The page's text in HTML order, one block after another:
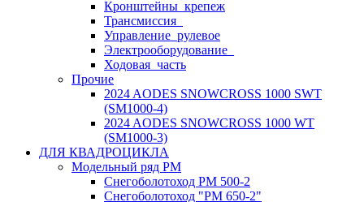
Кронштейны_крепеж
Трансмиссия_
Управление_рулевое
Электрооборудование_
Ходовая_часть
Прочие
2024 AODES SNOWCROSS 1000 SWT
(SM1000-4)
2024 AODES SNOWCROSS 1000 WT
(SM1000-3)
ДЛЯ КВАДРОЦИКЛА
Модельный ряд РМ
Снегоболотоход РМ 500-2
Снегоболотоход "РМ 650-2"